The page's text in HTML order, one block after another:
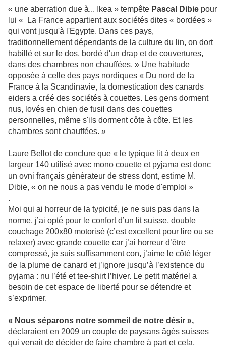
« une aberration due à... Ikea » tempête Pascal Dibie pour
lui « La France appartient aux sociétés dites « bordées »
qui vont jusqu'à l'Egypte. Dans ces pays,
traditionnellement dépendants de la culture du lin, on dort
habillé et sur le dos, bordé d'un drap et de couvertures,
dans des chambres non chauffées. » Une habitude
opposée à celle des pays nordiques « Du nord de la
France à la Scandinavie, la domestication des canards
eiders a créé des sociétés à couettes. Les gens dorment
nus, lovés en chien de fusil dans des couettes
personnelles, même s'ils dorment côte à côte. Et les
chambres sont chauffées. »
Laure Bellot de conclure que « le typique lit à deux en
largeur 140 utilisé avec mono couette et pyjama est donc
un ovni français générateur de stress dont, estime M.
Dibie, « on ne nous a pas vendu le mode d'emploi »
.
Moi qui ai horreur de la typicité, je ne suis pas dans la
norme, j’ai opté pour le confort d’un lit suisse, double
couchage 200x80 motorisé (c’est excellent pour lire ou se
relaxer) avec grande couette car j’ai horreur d’être
compressé, je suis suffisamment con, j’aime le côté léger
de la plume de canard et j’ignore jusqu’à l’existence du
pyjama : nu l’été et tee-shirt l’hiver. Le petit matériel a
besoin de cet espace de liberté pour se détendre et
s’exprimer.
« Nous séparons notre sommeil de notre désir »,
déclaraient en 2009 un couple de paysans âgés suisses
qui venait de décider de faire chambre à part et cela,